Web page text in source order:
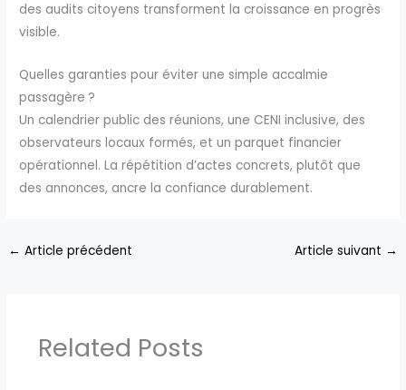
des audits citoyens transforment la croissance en progrès
visible.
Quelles garanties pour éviter une simple accalmie
passagère ?
Un calendrier public des réunions, une CENI inclusive, des
observateurs locaux formés, et un parquet financier
opérationnel. La répétition d’actes concrets, plutôt que
des annonces, ancre la confiance durablement.
← Article précédent Article suivant →
Related Posts